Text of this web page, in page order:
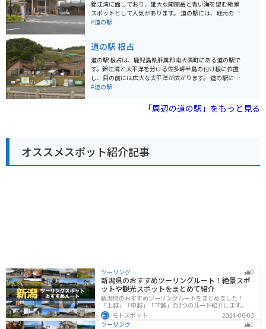
みてはいかがでしょうか。
錦江湾に面しており、雄大な開聞岳と青い海を望む絶景
スポットとして人気があります。 道の駅には、地元の新
鮮な野菜や果物、海産物を販売する物産館や、指宿名物
癒やすことができます。 バイクで訪れる場合、道の駅に
は広々とした駐車場が完備されているので安心です。周
辺には、薩摩藩の歴史を感じられる知覧武家屋敷群や、
開聞岳登山道など、観光スポットも充実しています。指
宿産の鰹を使ったかつお節や、温暖な気候で育ったマン
#道の駅
道の駅 根占
道の駅 根占は、鹿児島県肝属郡南大隅町にある道の駅で
す。錦江湾と太平洋を分ける佐多岬半島の付け根に位置
し、目の前には広大な太平洋が広がります。 道の駅に
は、地元でとれた新鮮な魚介類や野菜、特産品などを販
は太平洋を一望でき、晴れた日には種子島や屋久島を見
の魚介類の他、ポンカンやタンカンなどの柑橘類が有名
です。道の駅のレストランでは、新鮮な魚介類を使った
料理や、地元産の野菜を使った料理を楽しむことができ
#道の駅
「周辺の道の駅」をもっと見る
オススメスポット紹介記事
ツーリング 0
新潟県のおすすめツーリングルート！絶景スポ
ットや観光スポットをまとめて紹介
新潟県のおすすめツーリングルートをまとめました！
「上越」「中越」「下越」の3つのルート紹介します。自
然豊かな山と海、グルメも充実しており、自然を満喫す
るツーリングができます。バイクで新潟県にツーリング
に行く際は参考にしてください。
モトスポット
2024-06-03
ツーリング
1